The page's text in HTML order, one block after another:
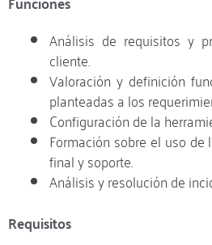
Análisis de requisitos y
cliente.
Valoración y definición
planteadas a los
Configuración de la
Formación sobre el uso
final y soporte.
Análisis y resolución de
Requisitos